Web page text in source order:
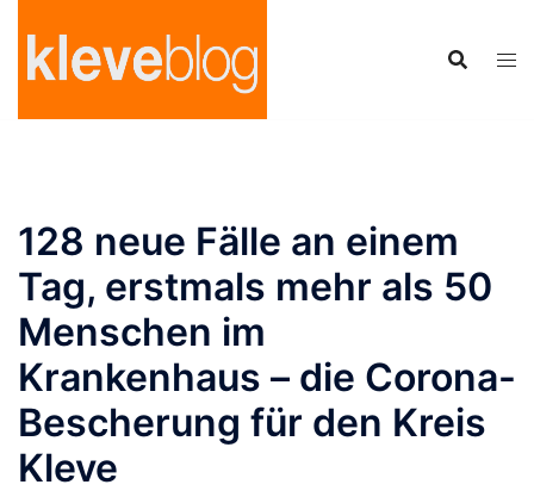
Inhalt
springen
128 neue Fälle an einem
Tag, erstmals mehr als 50
Menschen im
Krankenhaus – die Corona-
Bescherung für den Kreis
Kleve